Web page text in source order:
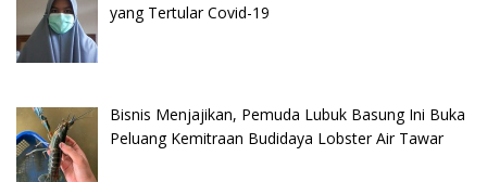
yang Tertular Covid-19
Bisnis Menjajikan, Pemuda Lubuk Basung Ini Buka
Peluang Kemitraan Budidaya Lobster Air Tawar